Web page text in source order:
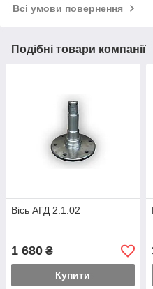
Всі умови повернення
Подібні товари компанії
Вісь АГД 2.1.02
1 680 ₴
Купити